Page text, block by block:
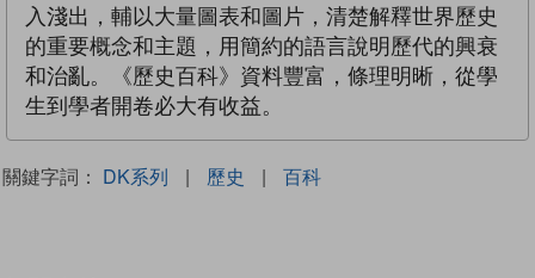
入淺出，輔以大量圖表和圖片，清楚解釋世界歷史
的重要概念和主題，用簡約的語言說明歷代的興衰
和治亂。《歷史百科》資料豐富，條理明晰，從學
生到學者開卷必大有收益。
關鍵字詞： DK系列 | 歷史 | 百科